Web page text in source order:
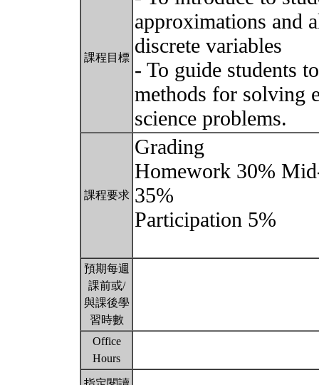
課程目標
approximations and
discrete variables
- To guide students
methods for solving
science problems.
課程要求
Grading
Homework 30%
35%
Participation 5%
預期每週
課前或/
與課後學
習時數
Office
Hours